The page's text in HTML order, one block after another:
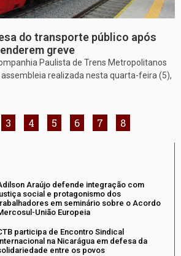
do transporte público após
greve
Paulista de Trens Metropolitanos
realizada nesta quarta-feira (5),
3 4 5 6 7 8
Araújo defende integração com
social e protagonismo dos
em seminário sobre o Acordo
União Europeia
participa de Encontro Sindical
na Nicarágua em defesa da
entre os povos